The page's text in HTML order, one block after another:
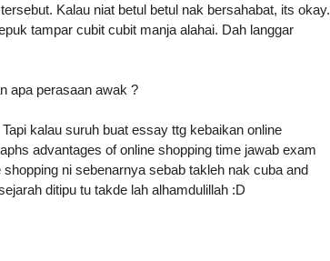
Kalau niat betul betul nak bersahabat, its okay.
tampar cubit cubit manja alahai. Dah langgar
apa perasaan awak ?
kalau suruh buat essay ttg kebaikan online
advantages of online shopping time jawab exam
ni sebenarnya sebab takleh nak cuba and
ditipu tu takde lah alhamdulillah :D